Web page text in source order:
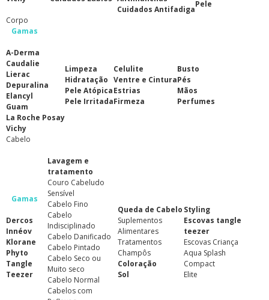
Cuidados Antifadiga
Pele
Corpo
Gamas
A-Derma
Caudalie
Lierac
Depuralina
Elancyl
Guam
La Roche Posay
Vichy
Limpeza
Hidratação
Pele Atópica
Pele Irritada
Celulite
Ventre e Cintura
Estrias
Firmeza
Busto
Pés
Mãos
Perfumes
Cabelo
Gamas
Dercos
Innéov
Klorane
Phyto
Tangle
Teezer
Lavagem e
tratamento
Couro Cabeludo
Sensível
Cabelo Fino
Cabelo
Indisciplinado
Cabelo Danificado
Cabelo Pintado
Cabelo Seco ou
Muito seco
Cabelo Normal
Cabelos com
Queda de Cabelo
Suplementos
Alimentares
Tratamentos
Champôs
Coloração
Sol
Styling
Escovas tangle
teezer
Escovas Criança
Aqua Splash
Compact
Elite